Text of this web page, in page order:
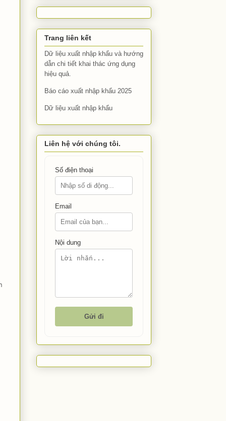
Trang liên kết
Dữ liệu xuất nhập khẩu và hướng
dẫn chi tiết khai thác ứng dụng
hiệu quả.
Báo cáo xuất nhập khẩu 2025
Dữ liệu xuất nhập khẩu
Liên hệ với chúng tôi.
Số điện thoại
Email
Nội dung
Gửi đi